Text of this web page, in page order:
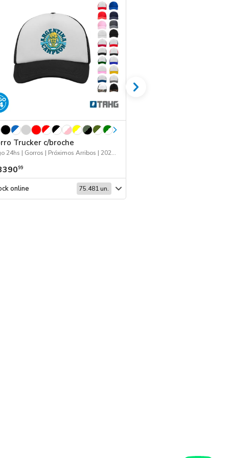
Trucker c/broche
Logo 24hs | Gorros | Próximos Arribos | 2026 Día de la Niñez
99
online 75.481 un.